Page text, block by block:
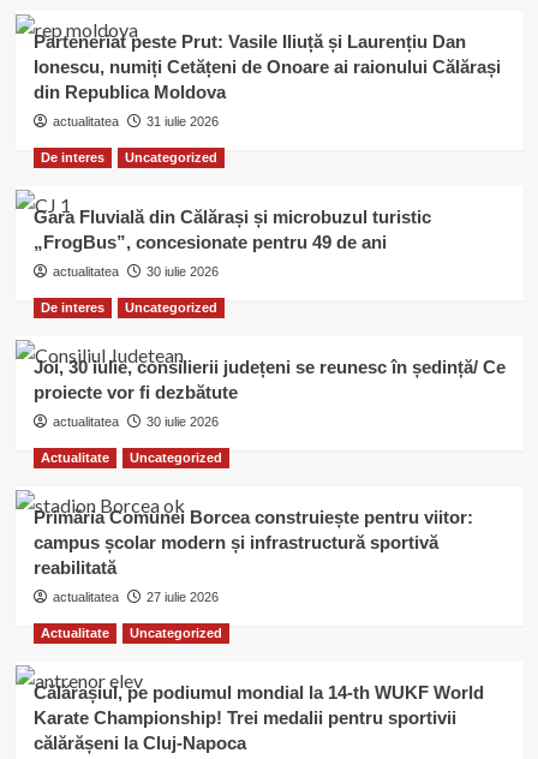
Parteneriat peste Prut: Vasile Iliuță și Laurențiu Dan
Ionescu, numiți Cetățeni de Onoare ai raionului Călărași
din Republica Moldova
actualitatea 31 iulie 2026
De interes Uncategorized
Gara Fluvială din Călărași și microbuzul turistic
„FrogBus”, concesionate pentru 49 de ani
actualitatea 30 iulie 2026
De interes Uncategorized
Joi, 30 iulie, consilierii județeni se reunesc în ședință/ Ce
proiecte vor fi dezbătute
actualitatea 30 iulie 2026
Actualitate Uncategorized
Primăria Comunei Borcea construiește pentru viitor:
campus școlar modern și infrastructură sportivă
reabilitată
actualitatea 27 iulie 2026
Actualitate Uncategorized
Călărașiul, pe podiumul mondial la 14-th WUKF World
Karate Championship! Trei medalii pentru sportivii
călărășeni la Cluj-Napoca